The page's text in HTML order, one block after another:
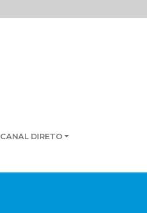
CANAL DIRETO